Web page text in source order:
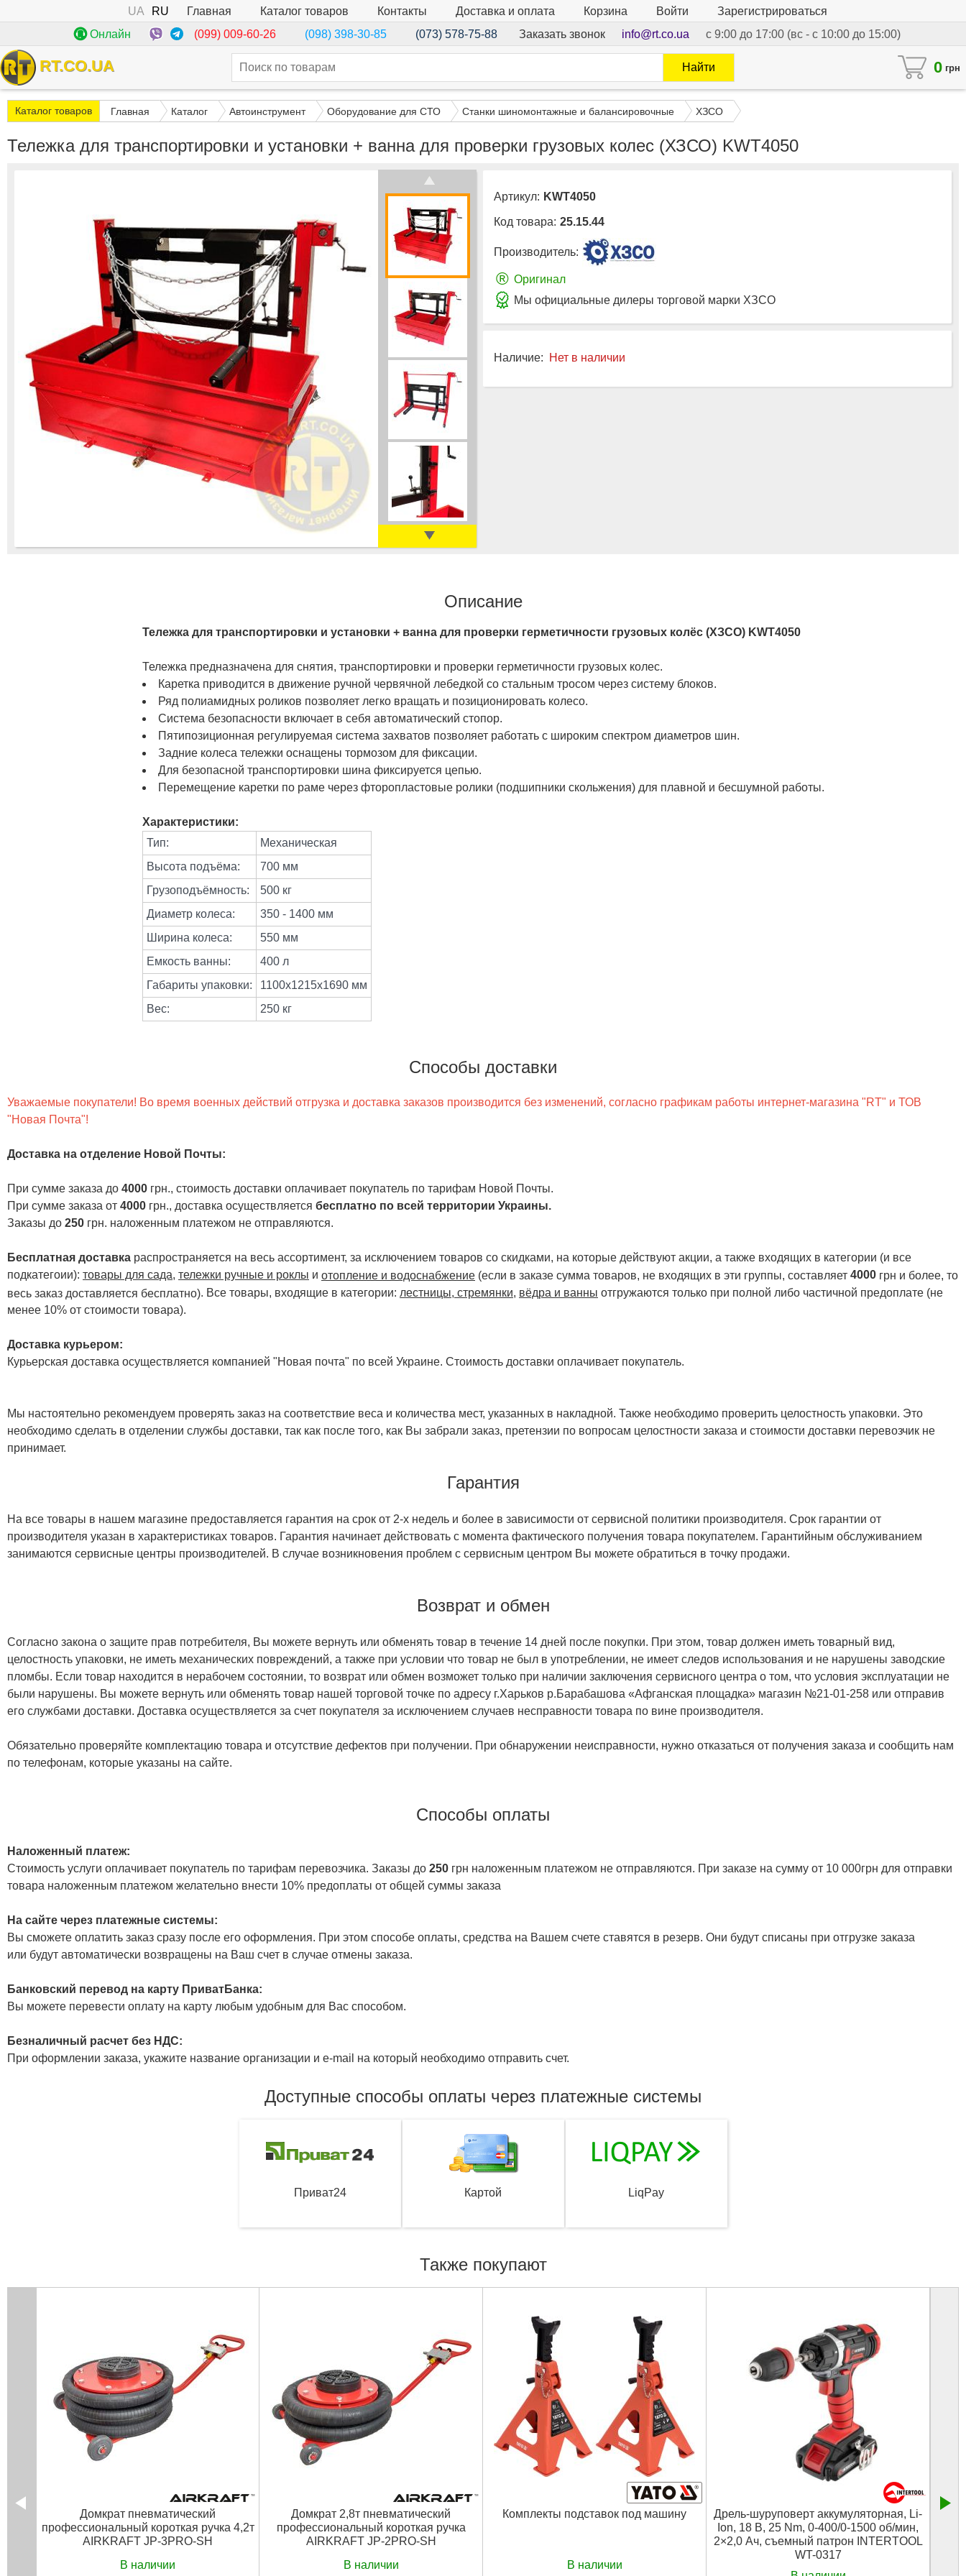
UA RU Главная Каталог товаров Контакты Доставка и оплата Корзина Войти
Зарегистрироваться
Онлайн
(099) 009-60-26 (098) 398-30-85 (073) 578-75-88 Заказать звонок info@rt.co.ua с 9:00 до 17:00 (вс - с 10:00 до 15:00)
RT.CO.UA 0 грн
Найти
Каталог товаров Главная Каталог Автоинструмент Оборудование для СТО Станки шиномонтажные и балансировочные ХЗСО
Тележка для транспортировки и установки + ванна для проверки грузовых колес (ХЗСО) KWT4050
Артикул: KWT4050
Код товара: 25.15.44
Производитель:
® Оригинал
Мы официальные дилеры торговой марки ХЗСО
Наличие: Нет в наличии
Описание
Тележка для транспортировки и установки + ванна для проверки герметичности грузовых колёс (ХЗСО) KWT4050
Тележка предназначена для снятия, транспортировки и проверки герметичности грузовых колес.
Каретка приводится в движение ручной червячной лебедкой со стальным тросом через систему блоков.
Ряд полиамидных роликов позволяет легко вращать и позиционировать колесо.
Система безопасности включает в себя автоматический стопор.
Пятипозиционная регулируемая система захватов позволяет работать с широким спектром диаметров шин.
Задние колеса тележки оснащены тормозом для фиксации.
Для безопасной транспортировки шина фиксируется цепью.
Перемещение каретки по раме через фторопластовые ролики (подшипники скольжения) для плавной и бесшумной работы.
Характеристики:
Тип:
Механическая
Высота подъёма:
700 мм
Грузоподъёмность:
500 кг
Диаметр колеса:
350 - 1400 мм
Ширина колеса:
550 мм
Емкость ванны:
400 л
Габариты упаковки:
1100x1215x1690 мм
Вес:
250 кг
Способы доставки
Уважаемые покупатели! Во время военных действий отгрузка и доставка заказов производится без изменений, согласно графикам работы интернет-магазина "RT" и ТОВ
"Новая Почта"!
Доставка на отделение Новой Почты:
При сумме заказа до 4000 грн., стоимость доставки оплачивает покупатель по тарифам Новой Почты.
При сумме заказа от 4000 грн., доставка осуществляется бесплатно по всей территории Украины.
Заказы до 250 грн. наложенным платежом не отправляются.
Бесплатная доставка распространяется на весь ассортимент, за исключением товаров со скидками, на которые действуют акции, а также входящих в категории (и все
подкатегоии): товары для сада, тележки ручные и роклы и отопление и водоснабжение (если в заказе сумма товаров, не входящих в эти группы, составляет 4000 грн и более, то
весь заказ доставляется бесплатно). Все товары, входящие в категории: лестницы, стремянки, вёдра и ванны отгружаются только при полной либо частичной предоплате (не
менее 10% от стоимости товара).
Доставка курьером:
Курьерская доставка осуществляется компанией "Новая почта" по всей Украине. Стоимость доставки оплачивает покупатель.
Мы настоятельно рекомендуем проверять заказ на соответствие веса и количества мест, указанных в накладной. Также необходимо проверить целостность упаковки. Это
необходимо сделать в отделении службы доставки, так как после того, как Вы забрали заказ, претензии по вопросам целостности заказа и стоимости доставки перевозчик не
принимает.
Гарантия
На все товары в нашем магазине предоставляется гарантия на срок от 2-х недель и более в зависимости от сервисной политики производителя. Срок гарантии от
производителя указан в характеристиках товаров. Гарантия начинает действовать с момента фактического получения товара покупателем. Гарантийным обслуживанием
занимаются сервисные центры производителей. В случае возникновения проблем с сервисным центром Вы можете обратиться в точку продажи.
Возврат и обмен
Согласно закона о защите прав потребителя, Вы можете вернуть или обменять товар в течение 14 дней после покупки. При этом, товар должен иметь товарный вид,
целостность упаковки, не иметь механических повреждений, а также при условии что товар не был в употреблении, не имеет следов использования и не нарушены заводские
пломбы. Если товар находится в нерабочем состоянии, то возврат или обмен возможет только при наличии заключения сервисного центра о том, что условия эксплуатации не
были нарушены. Вы можете вернуть или обменять товар нашей торговой точке по адресу г.Харьков р.Барабашова «Афганская площадка» магазин №21-01-258 или отправив
его службами доставки. Доставка осуществляется за счет покупателя за исключением случаев несправности товара по вине производителя.
Обязательно проверяйте комплектацию товара и отсутствие дефектов при получении. При обнаружении неисправности, нужно отказаться от получения заказа и сообщить нам
по телефонам, которые указаны на сайте.
Способы оплаты
Наложенный платеж:
Стоимость услуги оплачивает покупатель по тарифам перевозчика. Заказы до 250 грн наложенным платежом не отправляются. При заказе на сумму от 10 000грн для отправки
товара наложенным платежом желательно внести 10% предоплаты от общей суммы заказа
На сайте через платежные системы:
Вы сможете оплатить заказ сразу после его оформления. При этом способе оплаты, средства на Вашем счете ставятся в резерв. Они будут списаны при отгрузке заказа
или будут автоматически возвращены на Ваш счет в случае отмены заказа.
Банковский перевод на карту ПриватБанка:
Вы можете перевести оплату на карту любым удобным для Вас способом.
Безналичный расчет без НДС:
При оформлении заказа, укажите название организации и e-mail на который необходимо отправить счет.
Доступные способы оплаты через платежные системы
Приват24 Картой LiqPay
Также покупают
Домкрат пневматический
профессиональный короткая ручка 4,2т
AIRKRAFT JP-3PRO-SH
В наличии
Домкрат 2,8т пневматический
профессиональный короткая ручка
AIRKRAFT JP-2PRO-SH
В наличии
Комплекты подставок под машину
В наличии
Дрель-шуруповерт аккумуляторная, Li-
Ion, 18 В, 25 Nm, 0-400/0-1500 об/мин,
2×2,0 Ач, съемный патрон INTERTOOL
WT-0317